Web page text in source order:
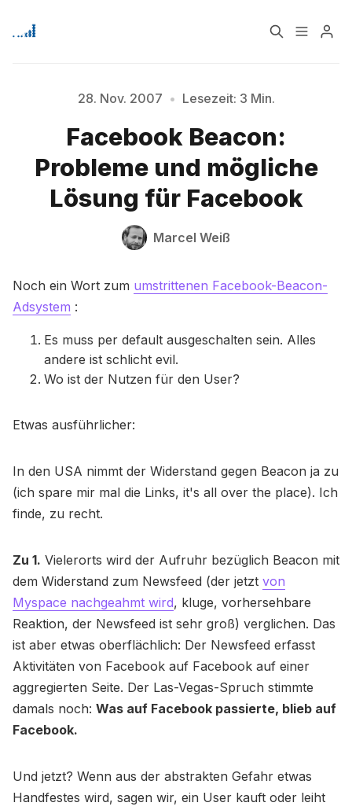
Bitte geben Sie mindestens 3 Zeichen ein
28. Nov. 2007 • Lesezeit: 3 Min.
Facebook Beacon:
Probleme und mögliche
Lösung für Facebook
Marcel Weiß
Noch ein Wort zum umstrittenen Facebook-Beacon-
Adsystem :
Es muss per default ausgeschalten sein. Alles
andere ist schlicht evil.
Wo ist der Nutzen für den User?
Etwas ausführlicher:
In den USA nimmt der Widerstand gegen Beacon ja zu
(ich spare mir mal die Links, it's all over the place). Ich
finde, zu recht.
Zu 1. Vielerorts wird der Aufruhr bezüglich Beacon mit
dem Widerstand zum Newsfeed (der jetzt von
Myspace nachgeahmt wird, kluge, vorhersehbare
Reaktion, der Newsfeed ist sehr groß) verglichen. Das
ist aber etwas oberflächlich: Der Newsfeed erfasst
Aktivitäten von Facebook auf Facebook auf einer
aggregierten Seite. Der Las-Vegas-Spruch stimmte
damals noch: Was auf Facebook passierte, blieb auf
Facebook.
Und jetzt? Wenn aus der abstrakten Gefahr etwas
Handfestes wird, sagen wir, ein User kauft oder leiht